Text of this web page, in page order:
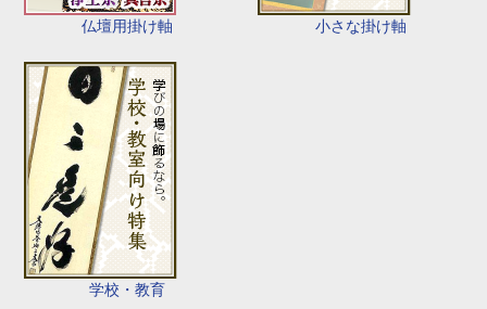
仏壇用掛け軸 小さな掛け軸
学校・教育